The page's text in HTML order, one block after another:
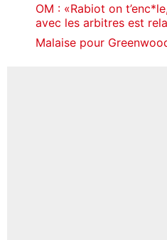
OM : «Rabiot on
avec les arbitres est
Malaise pour